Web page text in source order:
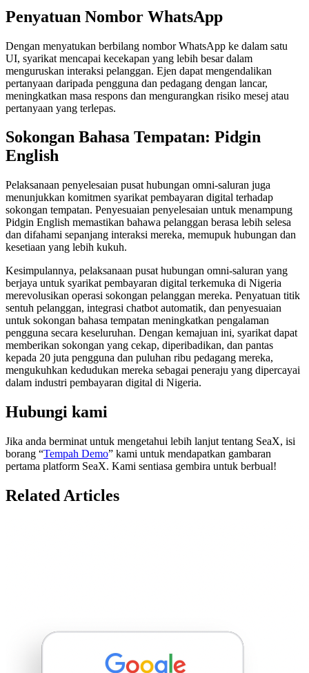
Penyatuan Nombor WhatsApp
Dengan menyatukan berbilang nombor WhatsApp ke dalam satu
UI, syarikat mencapai kecekapan yang lebih besar dalam
menguruskan interaksi pelanggan. Ejen dapat mengendalikan
pertanyaan daripada pengguna dan pedagang dengan lancar,
meningkatkan masa respons dan mengurangkan risiko mesej atau
pertanyaan yang terlepas.
Sokongan Bahasa Tempatan: Pidgin
English
Pelaksanaan penyelesaian pusat hubungan omni-saluran juga
menunjukkan komitmen syarikat pembayaran digital terhadap
sokongan tempatan. Penyesuaian penyelesaian untuk menampung
Pidgin English memastikan bahawa pelanggan berasa lebih selesa
dan difahami sepanjang interaksi mereka, memupuk hubungan dan
kesetiaan yang lebih kukuh.
Kesimpulannya, pelaksanaan pusat hubungan omni-saluran yang
berjaya untuk syarikat pembayaran digital terkemuka di Nigeria
merevolusikan operasi sokongan pelanggan mereka. Penyatuan titik
sentuh pelanggan, integrasi chatbot automatik, dan penyesuaian
untuk sokongan bahasa tempatan meningkatkan pengalaman
pengguna secara keseluruhan. Dengan kemajuan ini, syarikat dapat
memberikan sokongan yang cekap, diperibadikan, dan pantas
kepada 20 juta pengguna dan puluhan ribu pedagang mereka,
mengukuhkan kedudukan mereka sebagai peneraju yang dipercayai
dalam industri pembayaran digital di Nigeria.
Hubungi kami
Jika anda berminat untuk mengetahui lebih lanjut tentang SeaX, isi
borang “Tempah Demo” kami untuk mendapatkan gambaran
pertama platform SeaX. Kami sentiasa gembira untuk berbual!
Related Articles